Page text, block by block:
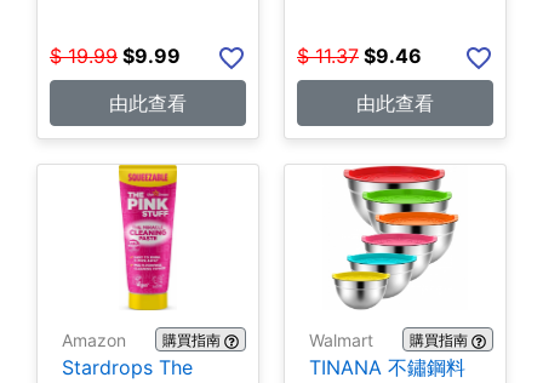
$ 19.99 $9.99
由此查看
$ 11.37 $9.46
由此查看
Amazon 購買指南
Stardrops The
Walmart 購買指南
TINANA 不鏽鋼料